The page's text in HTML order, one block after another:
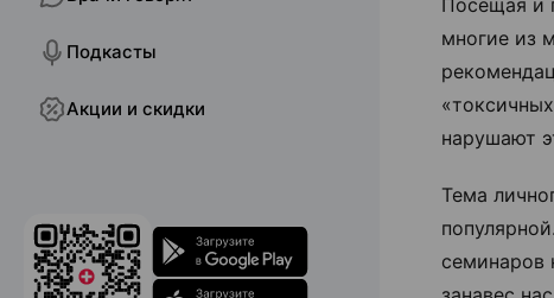
Подкасты
Акции и скидки
Посещая и
многие из
нарушают
Тема
семинаров